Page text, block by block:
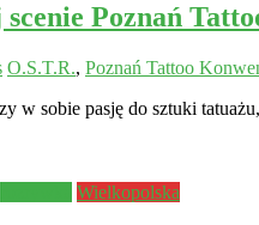
scenie Poznań
O.S.T.R., Poznań Tattoo
w sobie pasję do sztuki
Wielkopolska